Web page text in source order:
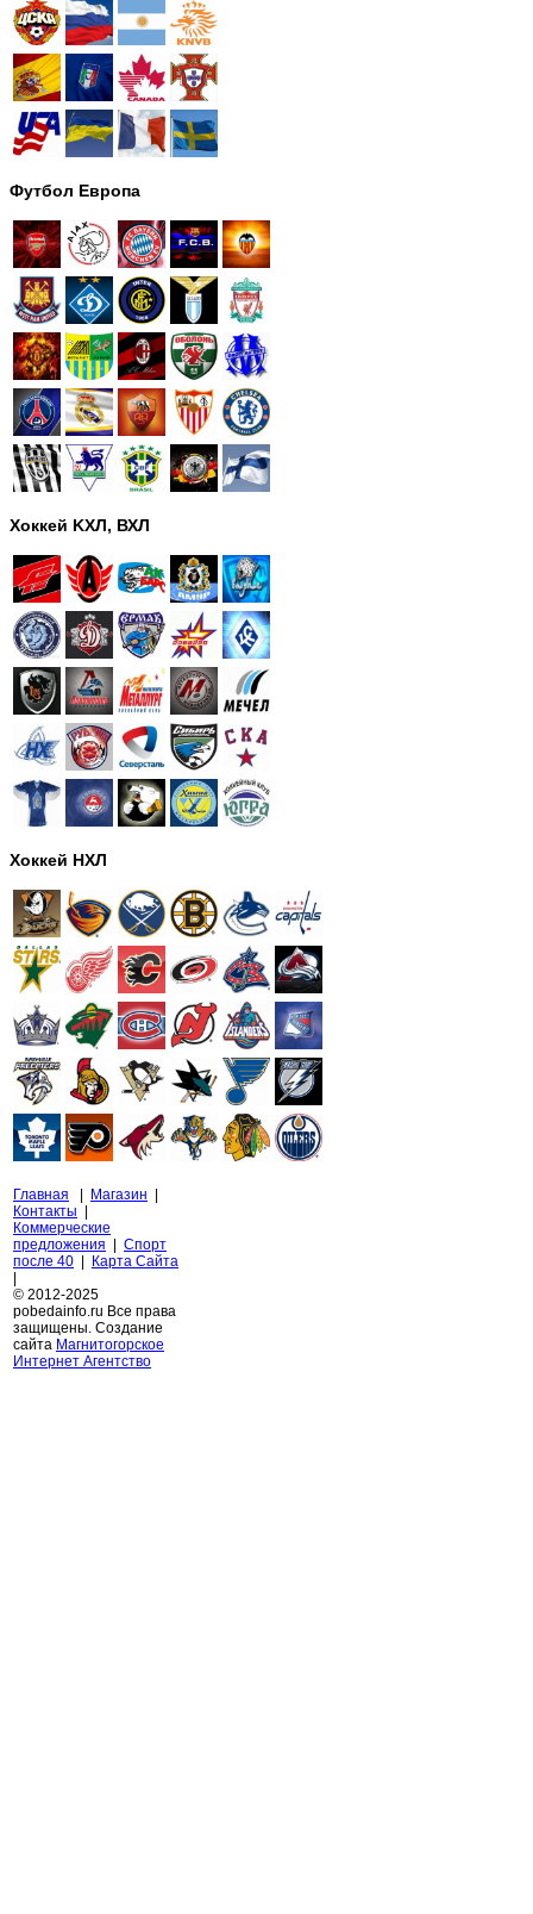
Футбол Европа
Хоккей KХЛ, ВХЛ
Хоккей НХЛ
Главная | Магазин |
Контакты |
Коммерческие
предложения | Спорт
после 40 | Карта Сайта
|
© 2012-2025
pobedainfo.ru Все права
защищены. Создание
сайта Магнитогорское
Интернет Агентство